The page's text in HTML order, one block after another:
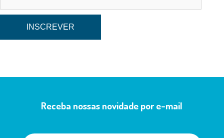
Receba nossas novidade por e-mail